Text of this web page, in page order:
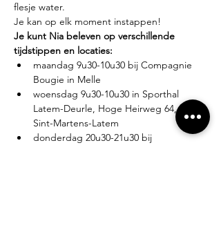
flesje water.
Je kan op elk moment instappen!
Je kunt Nia beleven op verschillende
tijdstippen en locaties:
maandag 9u30-10u30 bij Compagnie
Bougie in Melle
woensdag 9u30-10u30 in Sporthal
Latem-Deurle, Hoge Heirweg 64, 9830
Sint-Martens-Latem
donderdag 20u30-21u30 bij